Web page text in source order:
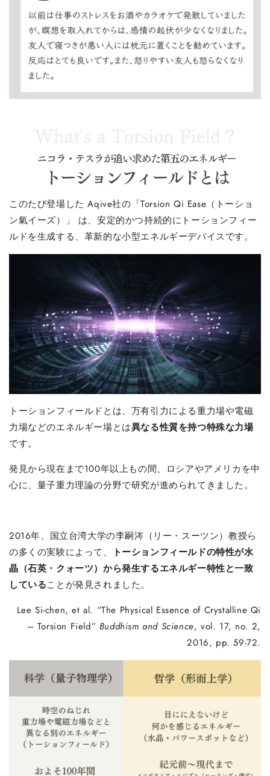
このたび登場した Aqive社の「Torsion Qi Ease（トーショ
ン氣イーズ）」 は、安定的かつ持続的にトーションフィー
ルドを生成する、革新的な小型エネルギーデバイスです。
トーションフィールドとは、万有引力による重力場や電磁
力場などのエネルギー場とは異なる性質を持つ特殊な力場
です。
発見から現在まで100年以上もの間、ロシアやアメリカを中
心に、量子重力理論の分野で研究が進められてきました。
2016年、国立台湾大学の李嗣涔（リー・スーツン）教授ら
の多くの実験によって、
トーションフィールドの特性が水
晶（石英・クォーツ）から発生するエネルギー特性と一致
していることが発見されました。
Lee Si-chen, et al. “The Physical Essence of Crystalline Qi
– Torsion Field” Buddhism and Science, vol. 17, no. 2,
2016, pp. 59-72.